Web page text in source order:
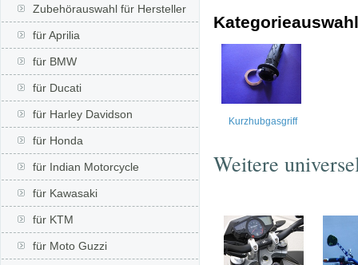
Zubehörauswahl für Hersteller
für Aprilia
für BMW
für Ducati
für Harley Davidson
für Honda
für Indian Motorcycle
für Kawasaki
für KTM
für Moto Guzzi
Kategorieauswahl
Kurzhubgasgriff
Weitere